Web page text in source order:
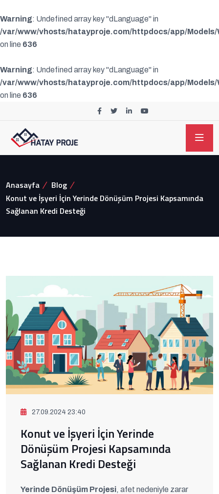
Warning: Undefined array key "dLanguage" in
/var/www/vhosts/hatayproje.com/httpdocs/app/Models/
on line 636
Warning: Undefined array key "dLanguage" in
/var/www/vhosts/hatayproje.com/httpdocs/app/Models/
on line 636
Anasayfa
Blog
Konut ve İşyeri İçin Yerinde Dönüşüm Projesi Kapsamında
Sağlanan Kredi Desteği
27.09.2024 23:40
Konut ve İşyeri İçin Yerinde
Dönüşüm Projesi Kapsamında
Sağlanan Kredi Desteği
Yerinde Dönüşüm Projesi, afet nedeniyle zarar